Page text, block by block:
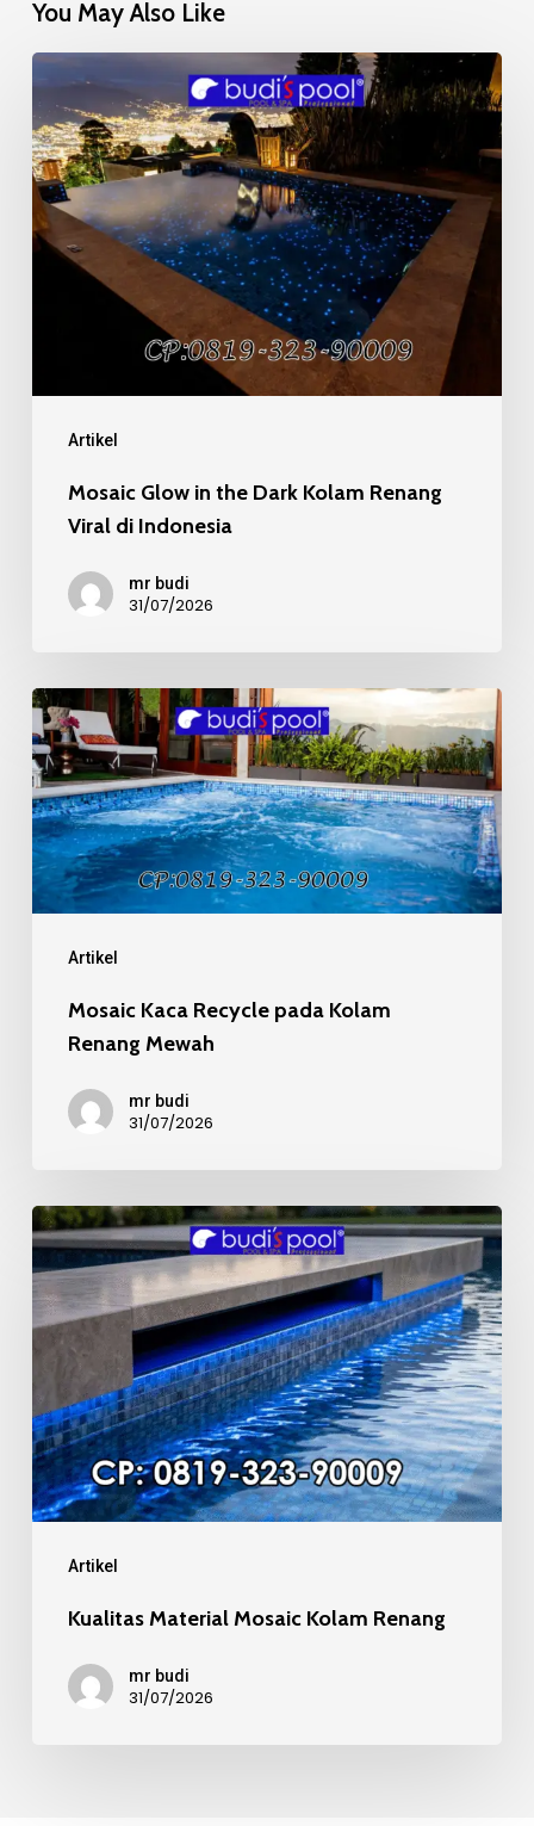
You May Also Like
Artikel
Mosaic
Glow
in
the
Dark
Kolam
Renang
Mosaic Glow in the Dark Kolam Renang
Viral di Indonesia
mr budi
31/07/2026
Artikel
Mosaic
Kaca
Recycle
pada
Kolam
Renang
Mosaic Kaca Recycle pada Kolam
Renang Mewah
mr budi
31/07/2026
Artikel
Kualitas
Material
Mosaic
Kolam
Renang
Kualitas Material Mosaic Kolam Renang
mr budi
31/07/2026